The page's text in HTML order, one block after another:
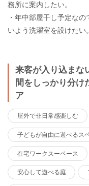
務所に案内したい。
・年中部屋干し予定な
いよう洗濯室を設けたい。
来客が入り込まな
間をしっかり分け
ア
屋外で非日常感楽しむ
子どもが自由に遊べるス
在宅ワークスーペース
安心して遊べる庭